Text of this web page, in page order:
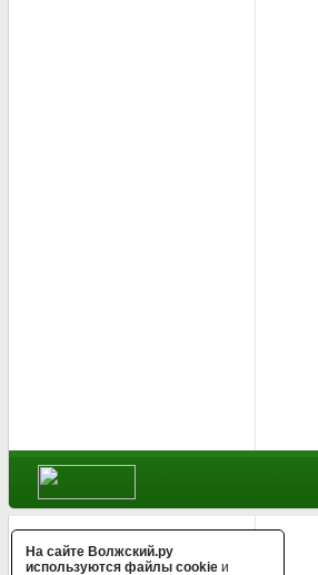
На сайте Волжский.ру
используются файлы cookie и